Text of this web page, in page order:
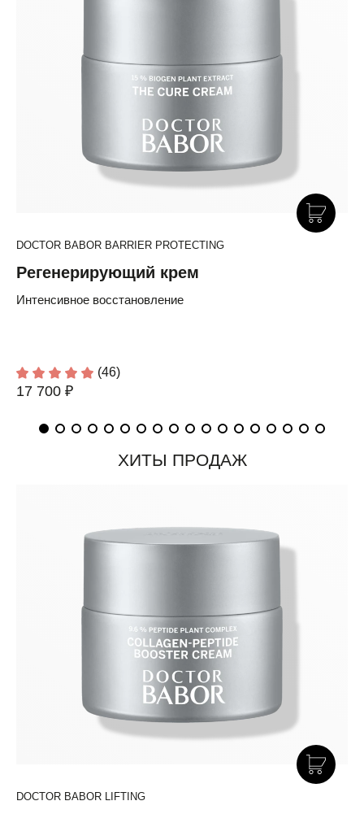
DOCTOR BABOR BARRIER PROTECTING
Регенерирующий крем
Интенсивное восстановление
(46)
17 700 ₽
ХИТЫ ПРОДАЖ
DOCTOR BABOR LIFTING